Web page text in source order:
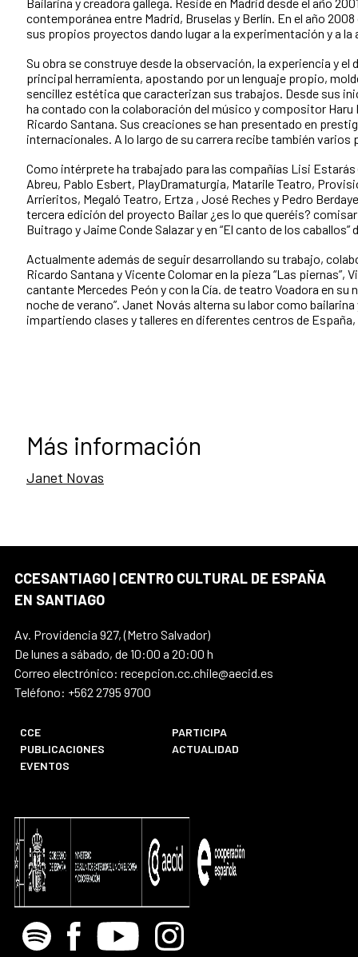
contemporánea entre Madrid, Bruselas y Berlín. En el año
sus propios proyectos dando lugar a la experimentación y a
Su obra se construye desde la observación, la experiencia y
principal herramienta, apostando por un lenguaje propio,
sencillez estética que caracterizan sus trabajos. Desde sus
ha contado con la colaboración del músico y compositor Haru
Ricardo Santana. Sus creaciones se han presentado en
internacionales. A lo largo de su carrera recibe también varios
Como intérprete ha trabajado para las compañías Lisi Estarás
Abreu, Pablo Esbert, PlayDramaturgia, Matarile Teatro,
Arrieritos, Megaló Teatro, Ertza , José Reches y Pedro
tercera edición del proyecto Bailar ¿es lo que queréis?
Buitrago y Jaime Conde Salazar y en “El canto de los caballos”
Actualmente además de seguir desarrollando su trabajo,
Ricardo Santana y Vicente Colomar en la pieza “Las piernas”,
cantante Mercedes Peón y con la Cía. de teatro Voadora en su
noche de verano”. Janet Novás alterna su labor como
impartiendo clases y talleres en diferentes centros de
Más información
Janet Novas
CCESANTIAGO | CENTRO CULTURAL DE ESPAÑA
EN SANTIAGO
Av. Providencia 927, (Metro Salvador)
De lunes a sábado, de 10:00 a 20:00 h
Correo electrónico: recepcion.cc.chile@aecid.es
Teléfono: +562 2795 9700
CCE
PARTICIPA
PUBLICACIONES
ACTUALIDAD
EVENTOS
Spotify Facebook
Youtube Instagram